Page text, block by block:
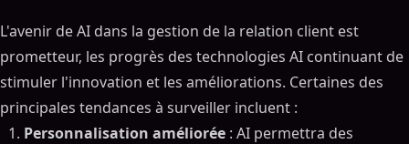
L'avenir de AI dans la gestion de la relation client est
prometteur, les progrès des technologies AI continuant de
stimuler l'innovation et les améliorations. Certaines des
principales tendances à surveiller incluent :
Personnalisation améliorée : AI permettra des